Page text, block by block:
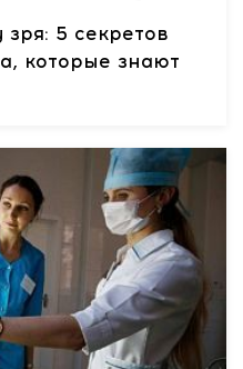
5 секретов
которые знают